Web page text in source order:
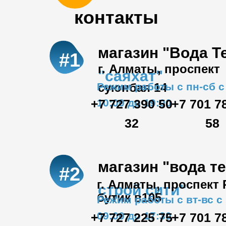
контакты
магазин "Вода
"саяхат"
#1
г. Алматы, проспект
суюнбая 14
магазин "вода
строй сити"
г. Алматы, проспект
бутик в105
Режим работы с пн-сб с
10:00 до 19:00
Режим работы с вт-вс с
09:00 до 17:30
+7 701
58
+7 727 390 50
32
+7 701
+7 727 225 75
#2